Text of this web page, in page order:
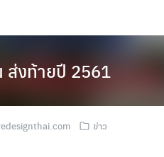
ส่งท้ายปี 2561
ข่าว